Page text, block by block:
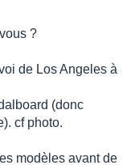
?
de Los Angeles à
(donc
cf photo.
modèles avant de